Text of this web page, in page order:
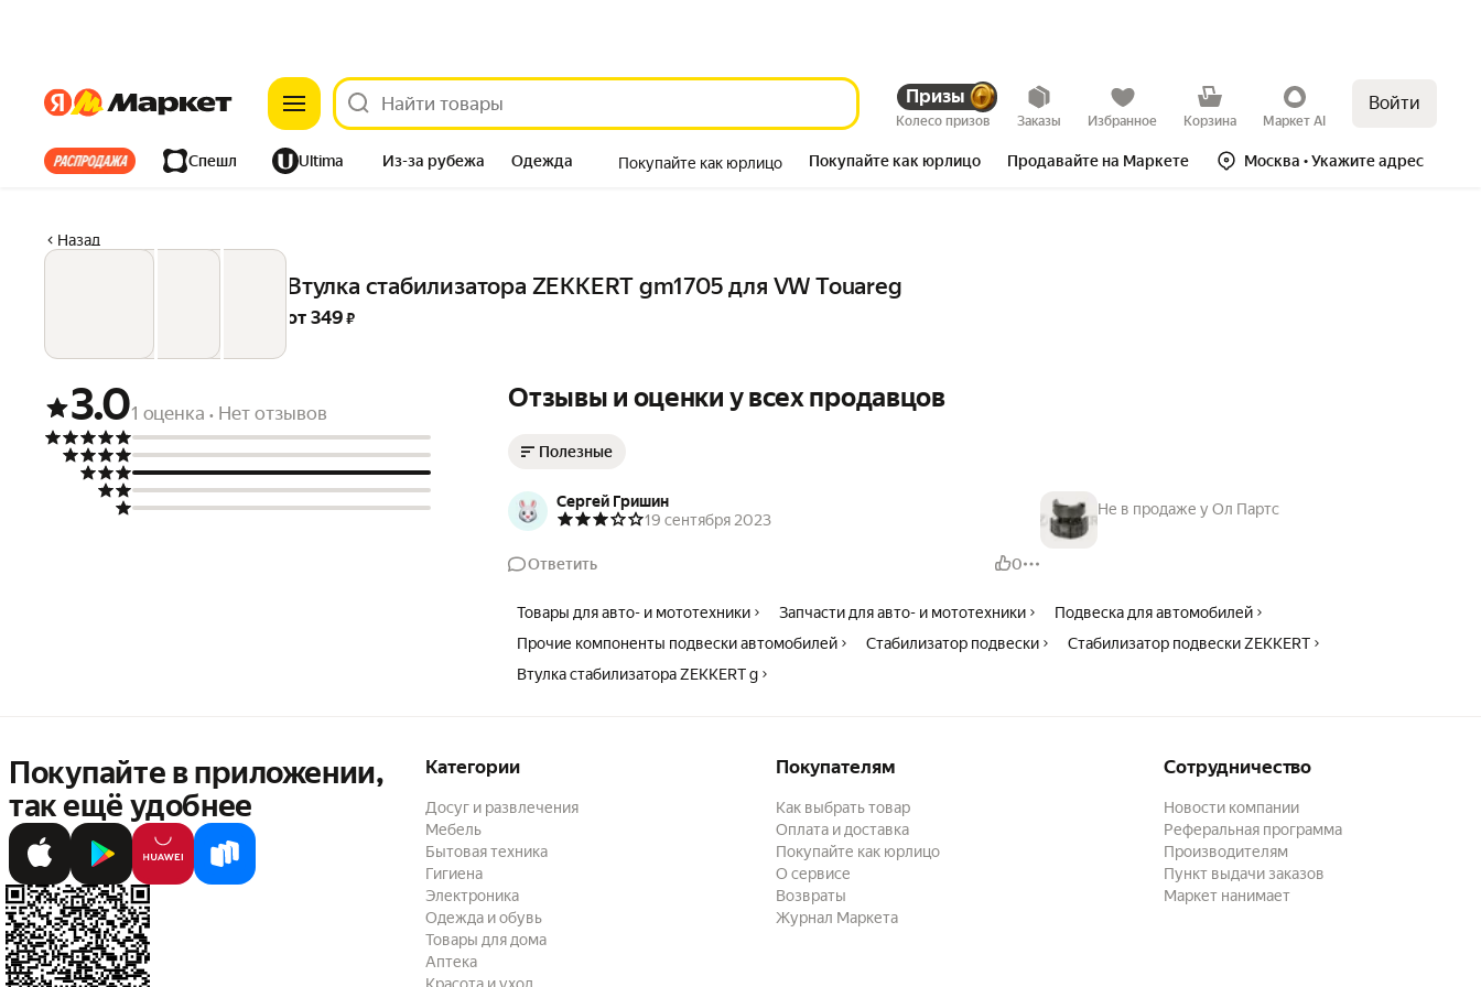
ЯндексЯндекс Призы
Колесо призов Заказы Избранное Корзина Маркет AI
Войти
Все хиты Спешл Ultima Из-за рубежа Одежда Покупайте как юрлицо Покупайте как юрлицо Продавайте на Маркете Москва • Укажите адрес
Назад
Втулка стабилизатора ZEKKERT gm1705 для VW Touareg
от 349 ₽
3.01 оценка • Нет отзывов Отзывы и оценки у всех продавцов
Полезные
Сергей Гришин
19 сентября 2023
Ответить 0
Не в продаже у Ол Партс
Товары для авто- и мототехники Запчасти для авто- и мототехники
Подвеска для автомобилей
Прочие компоненты подвески автомобилей
Стабилизатор подвески
Стабилизатор подвески ZEKKERT
Втулка стабилизатора ZEKKERT g
Покупайте в приложении,
так ещё удобнее
Категории
Досуг и развлечения
Мебель
Бытовая техника
Гигиена
Электроника
Одежда и обувь
Товары для дома
Аптека
Покупателям
Как выбрать товар
Оплата и доставка
Покупайте как юрлицо
О сервисе
Возвраты
Журнал Маркета
Сотрудничество
Новости компании
Реферальная программа
Производителям
Пункт выдачи заказов
Маркет нанимает